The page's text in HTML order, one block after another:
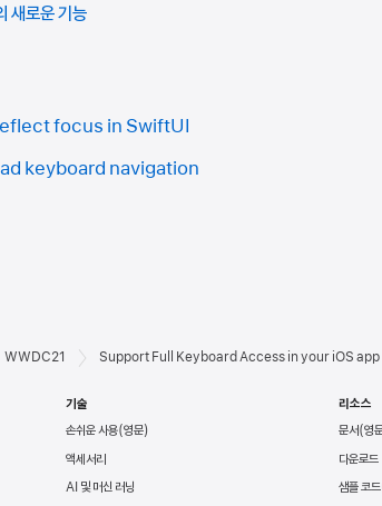
새로운 기능
focus in SwiftUI
keyboard navigation
WWDC21 Support Full Keyboard Access in your iOS app
기술
손쉬운 사용
액세서리
AI 및 머신 러닝
리소스
문서
다운로드
샘플 코드